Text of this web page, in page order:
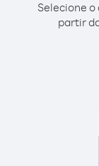
Selecione
partir